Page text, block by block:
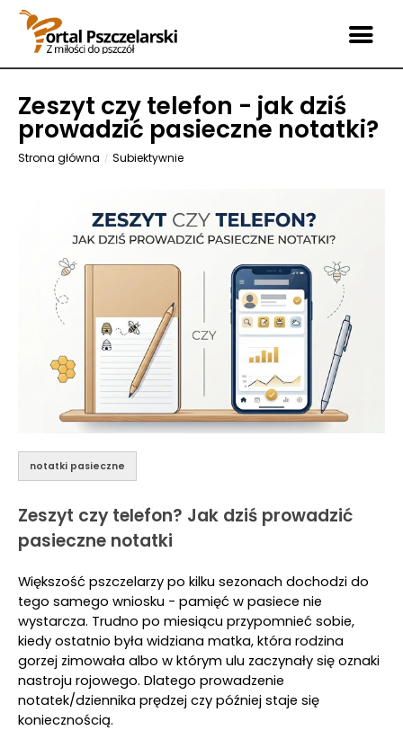
Zeszyt czy telefon - jak dziś
prowadzić pasieczne notatki?
Strona główna Subiektywnie
notatki pasieczne
Zeszyt czy telefon? Jak dziś prowadzić
pasieczne notatki
Większość pszczelarzy po kilku sezonach dochodzi do
tego samego wniosku - pamięć w pasiece nie
wystarcza. Trudno po miesiącu przypomnieć sobie,
kiedy ostatnio była widziana matka, która rodzina
gorzej zimowała albo w którym ulu zaczynały się oznaki
nastroju rojowego. Dlatego prowadzenie
notatek/dziennika prędzej czy później staje się
koniecznością.